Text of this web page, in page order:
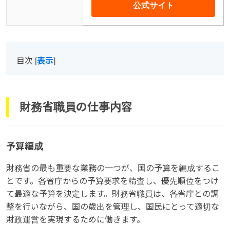
公式サイト
目次 [表示]
財務省職員の仕事内容
予算編成
財務省の最も重要な業務の一つが、国の予算を編成するこ
とです。各省庁からの予算要求を精査し、優先順位をつけ
て最適な予算を決定します。財務省職員は、各省庁との調
整を行いながら、国の歳出を管理し、国民にとって適切な
財政運営を実現するために働きます。